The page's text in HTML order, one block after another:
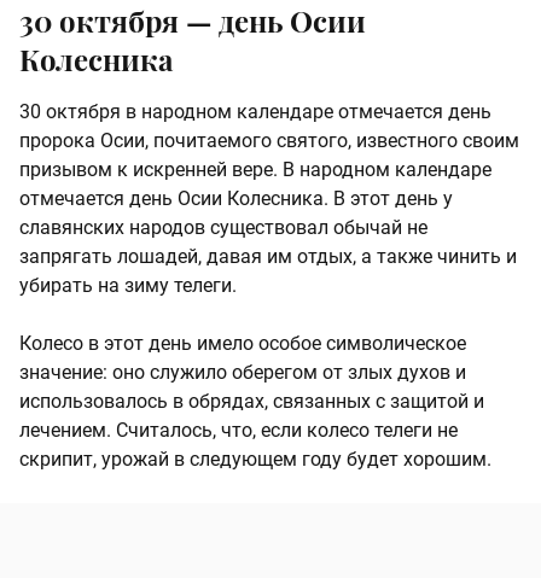
30 октября — день Осии
Колесника
30 октября в народном календаре отмечается день
пророка Осии, почитаемого святого, известного своим
призывом к искренней вере. В народном календаре
отмечается день Осии Колесника. В этот день у
славянских народов существовал обычай не
запрягать лошадей, давая им отдых, а также чинить и
убирать на зиму телеги.
Колесо в этот день имело особое символическое
значение: оно служило оберегом от злых духов и
использовалось в обрядах, связанных с защитой и
лечением. Считалось, что, если колесо телеги не
скрипит, урожай в следующем году будет хорошим.